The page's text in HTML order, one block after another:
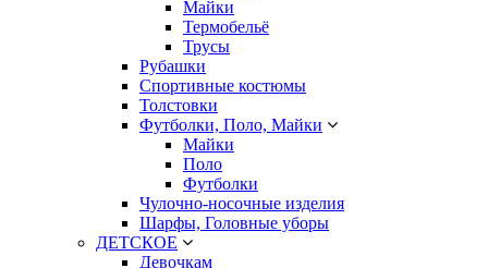
Майки
Термобельё
Трусы
Рубашки
Спортивные костюмы
Толстовки
Футболки, Поло, Майки
Майки
Поло
Футболки
Чулочно-носочные изделия
Шарфы, Головные уборы
ДЕТСКОЕ
Девочкам